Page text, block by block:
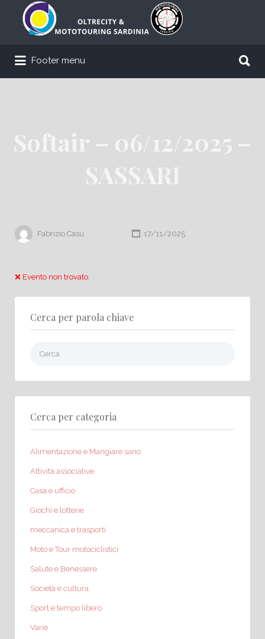
Cerca:
Footer menu
Softair – 06/12/2025 –
SASSARI
Fabrizio Casu 17/11/2025
❌ Evento non trovato.
Cerca per parola chiave
Cerca per categoria
Alimentazione e Mangiare sano
Attività associative
Casa e ufficio
Giochi e lotterie
meccanica e trasporti
Moto e Tour motociclistici
Salute e Benessere
Società e cultura
Sport e tempo libero
Varie